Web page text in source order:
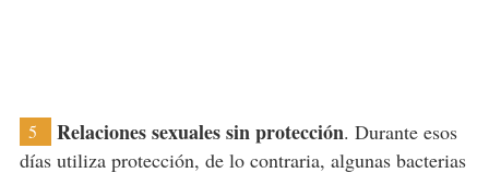
5 Relaciones sexuales sin protección. Durante esos
días utiliza protección, de lo contraria, algunas bacterias